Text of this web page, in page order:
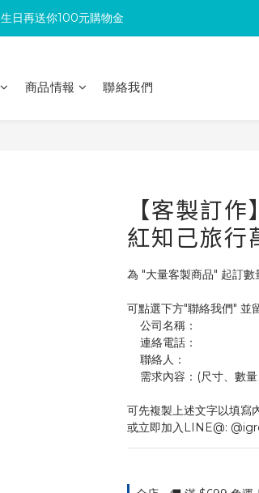
滿300回饋10%購物金
生日再送你100元購物金
滿300回饋10%購物金
商品情報 聯絡我們
【客製訂
紅知己旅行
為 "大量客製商品" 起訂
可點選下方"聯絡我們" 並
    公司名稱：
    連絡電話：
    聯絡人：
需求內容：(尺寸、
可先複製上述文字以填寫
或立即加入LINE@: